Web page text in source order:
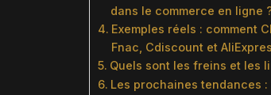
dans le commerce en ligne
Exemples réels : comment
Fnac, Cdiscount et
Quels sont les freins et les
Les prochaines tendances